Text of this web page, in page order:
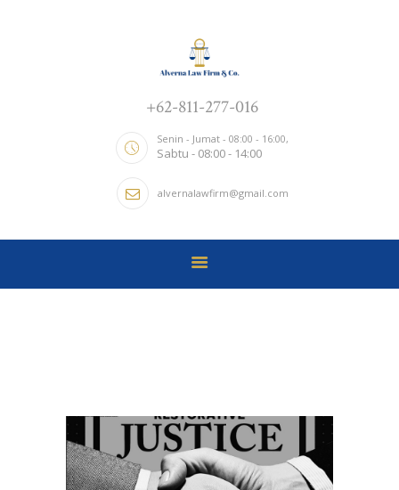
+62-811-277-016
Senin - Jumat - 08:00 - 16:00,
Sabtu - 08:00 - 14:00
alvernalawfirm@gmail.com
ALVERNA LAW FIRM & CO.
Kantor Hukum
TENTANG KAMI
HOME
NEWS UPDATE
CONTACTS